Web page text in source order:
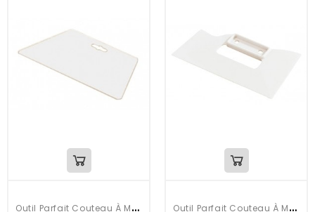
O
Util Parfait Couteau À Maroufler O
Util Parfait Couteau À Maroufler